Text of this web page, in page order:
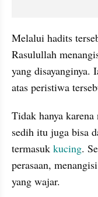
Melalui hadits
Rasulullah
yang disayanginya.
atas peristiwa
Tidak hanya karena
sedih itu juga bisa
termasuk kucing.
perasaan,
yang wajar.